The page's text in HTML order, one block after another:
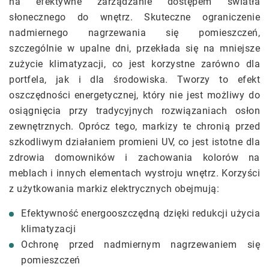
słonecznego do wnętrz. Skuteczne ograniczenie
nadmiernego nagrzewania się pomieszczeń,
szczególnie w upalne dni, przekłada się na mniejsze
zużycie klimatyzacji, co jest korzystne zarówno dla
portfela, jak i dla środowiska. Tworzy to efekt
oszczędności energetycznej, który nie jest możliwy do
osiągnięcia przy tradycyjnych rozwiązaniach osłon
zewnętrznych. Oprócz tego, markizy te chronią przed
szkodliwym działaniem promieni UV, co jest istotne dla
zdrowia domowników i zachowania kolorów na
meblach i innych elementach wystroju wnętrz. Korzyści
z użytkowania markiz elektrycznych obejmują:
Efektywność energooszczędną dzięki redukcji użycia
klimatyzacji
Ochronę przed nadmiernym nagrzewaniem się
pomieszczeń